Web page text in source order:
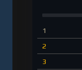
1
2
3